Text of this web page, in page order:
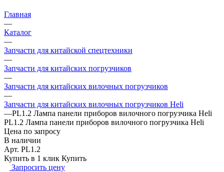
Главная
—
Каталог
—
Запчасти для китайской спецтехники
—
Запчасти для китайских погрузчиков
—
Запчасти для китайских вилочных погрузчиков
—
Запчасти для китайских вилочных погрузчиков Heli
—PL1.2 Лампа панели приборов вилочного погрузчика Heli
PL1.2 Лампа панели приборов вилочного погрузчика Heli
Цена по запросу
В наличии
Арт. PL1.2
Купить в 1 клик Купить
Запросить цену